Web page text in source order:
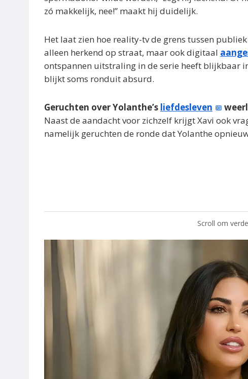
zó makkelijk, nee!” maakt hij duidelijk.
Het laat zien hoe reality-tv de grens tussen
alleen herkend op straat, maar ook digitaal
ontspannen uitstraling in de serie heeft blijkbaar
blijkt soms ronduit absurd.
Geruchten over Yolanthe’s liefdesleven
Naast de aandacht voor zichzelf krijgt Xavi ook
namelijk geruchten de ronde dat Yolanthe
Scroll om